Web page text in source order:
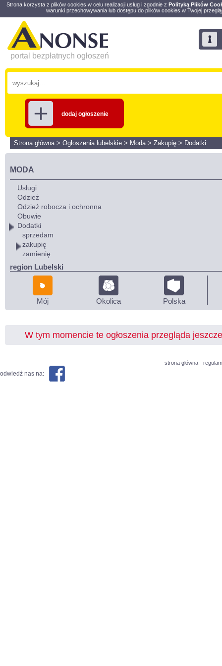
Strona korzysta z plików cookies w celu realizacji usług i zgodnie z Polityką Plików
warunki przechowywania lub dostępu do plików cookies w Twojej
portal bezpłatnych ogłoszeń
dodaj ogłoszenie
Strona główna> Ogłoszenia lubelskie > Moda> Zakupię > Dodatki
MODA
Usługi
Odzież
Odzież robocza i ochronna
Obuwie
Dodatki
sprzedam
zakupię
zamienię
region Lubelski
Mój Okolica Polska
W tym momencie te ogłoszenia przegląda
strona główna
odwiedź nas na: